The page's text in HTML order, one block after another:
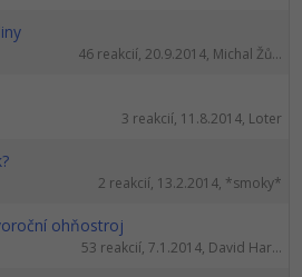
46 reakcií, 20.9.2014, Michal Žů...
3 reakcií, 11.8.2014, Loter
2 reakcií, 13.2.2014, *smoky*
ohňostroj
53 reakcií, 7.1.2014, David Har...